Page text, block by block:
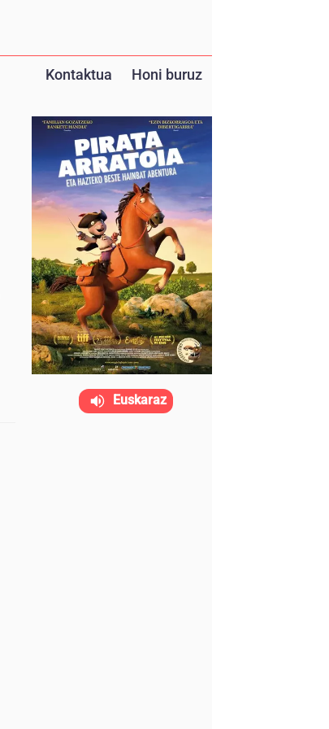
Kontaktua Honi buruz
Euskaraz